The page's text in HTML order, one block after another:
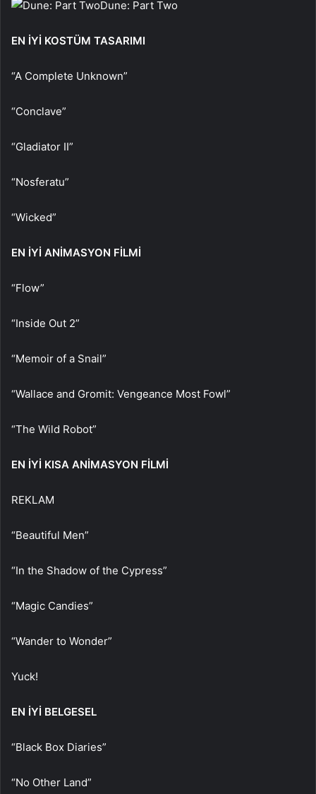
Dune: Part Two
EN İYİ KOSTÜM TASARIMI
“A Complete Unknown”
“Conclave”
“Gladiator II”
“Nosferatu”
“Wicked”
EN İYİ ANİMASYON FİLMİ
“Flow”
“Inside Out 2”
“Memoir of a Snail”
“Wallace and Gromit: Vengeance Most Fowl”
“The Wild Robot”
EN İYİ KISA ANİMASYON FİLMİ
REKLAM
“Beautiful Men”
“In the Shadow of the Cypress”
“Magic Candies”
“Wander to Wonder”
Yuck!
EN İYİ BELGESEL
“Black Box Diaries”
“No Other Land”